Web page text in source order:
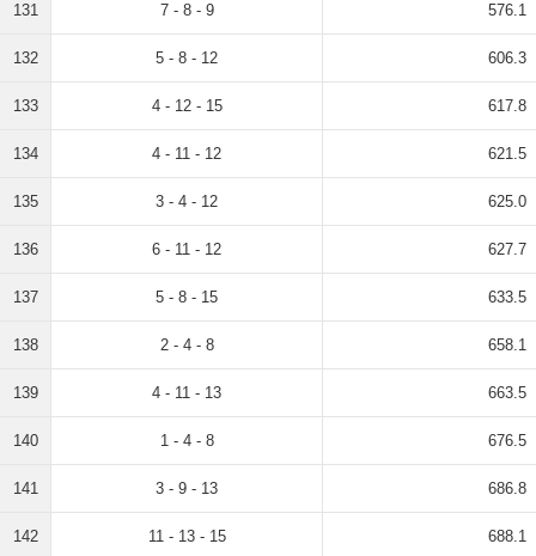
131 7 - 8 - 9 576.1
132 5 - 8 - 12 606.3
133 4 - 12 - 15 617.8
134 4 - 11 - 12 621.5
135 3 - 4 - 12 625.0
136 6 - 11 - 12 627.7
137 5 - 8 - 15 633.5
138 2 - 4 - 8 658.1
139 4 - 11 - 13 663.5
140 1 - 4 - 8 676.5
141 3 - 9 - 13 686.8
142 11 - 13 - 15 688.1